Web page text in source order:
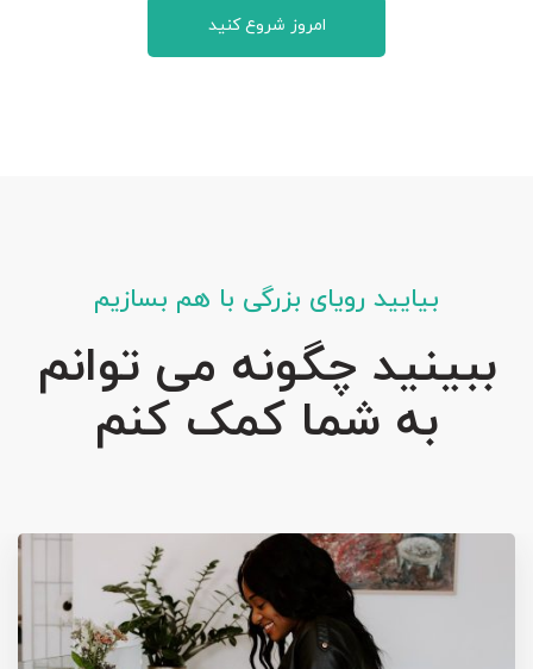
امروز شروع کنید
بیایید رویای بزرگی با هم بسازیم
ببینید چگونه می توانم
به شما کمک کنم